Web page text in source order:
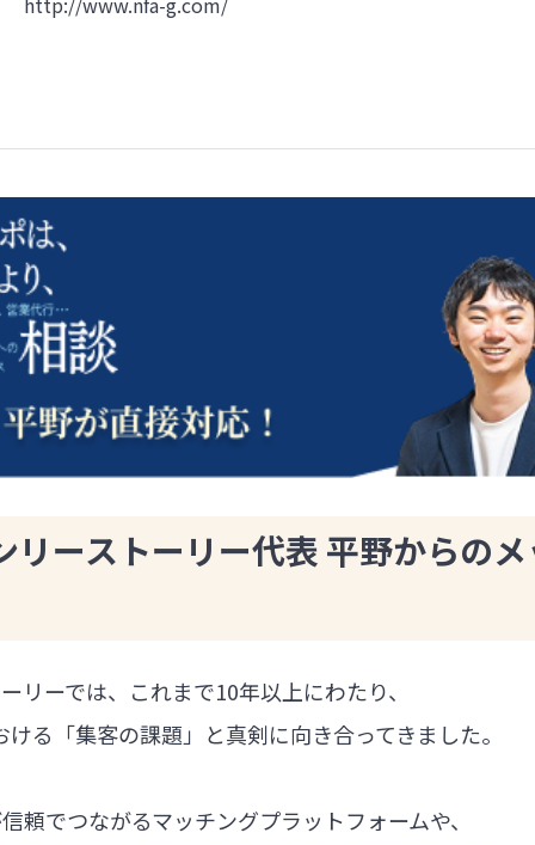
リーストーリー代表 平野からの
リーでは、これまで10年以上にわたり、
る「集客の課題」と真剣に向き合ってきました。
頼でつながるマッチングプラットフォームや、